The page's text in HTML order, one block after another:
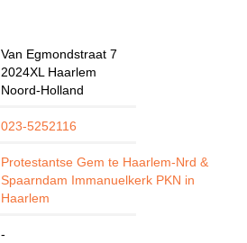
Van Egmondstraat 7
2024XL Haarlem
Noord-Holland
023-5252116
Protestantse Gem te Haarlem-Nrd &
Spaarndam Immanuelkerk PKN in
Haarlem
-